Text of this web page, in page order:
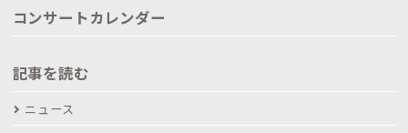
コンサートカレンダー
記事を読む
ニュース